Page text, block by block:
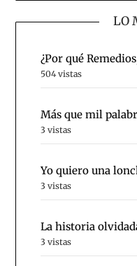
LO
¿Por qué
504 vistas
Más que mil
3 vistas
Yo quiero una
3 vistas
La historia
3 vistas